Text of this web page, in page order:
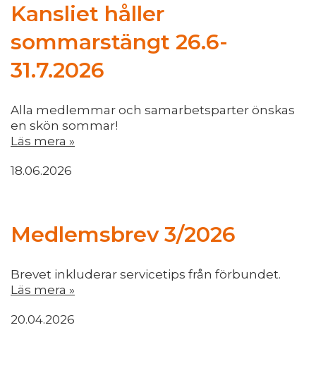
Kansliet håller
sommarstängt 26.6-
31.7.2026
Alla medlemmar och samarbetsparter önskas
en skön sommar!
Läs mera »
18.06.2026
Medlemsbrev 3/2026
Brevet inkluderar servicetips från förbundet.
Läs mera »
20.04.2026